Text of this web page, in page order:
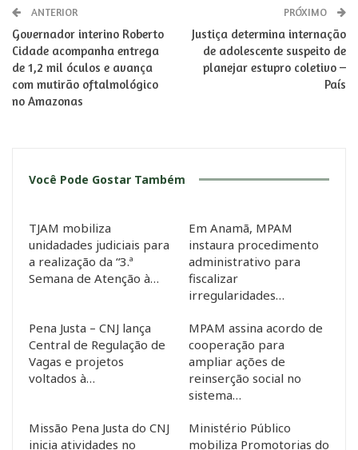
ANTERIOR
Governador interino Roberto
Cidade acompanha entrega
de 1,2 mil óculos e avança
com mutirão oftalmológico
no Amazonas
PRÓXIMO
Justiça determina internação
de adolescente suspeito de
planejar estupro coletivo –
País
Você Pode Gostar Também
TJAM mobiliza
unidadades judiciais para
a realização da “3.ª
Semana de Atenção à…
Em Anamã, MPAM
instaura procedimento
administrativo para
fiscalizar
irregularidades…
Pena Justa – CNJ lança
Central de Regulação de
Vagas e projetos
voltados à…
MPAM assina acordo de
cooperação para
ampliar ações de
reinserção social no
sistema…
Missão Pena Justa do CNJ
inicia atividades no
Ministério Público
mobiliza Promotorias do